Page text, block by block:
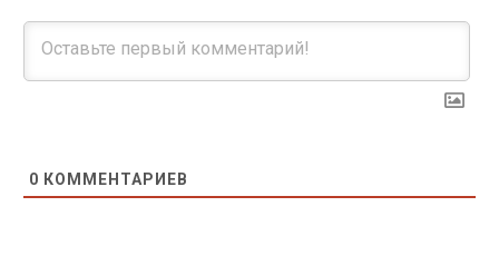
0 КОММЕНТАРИЕВ